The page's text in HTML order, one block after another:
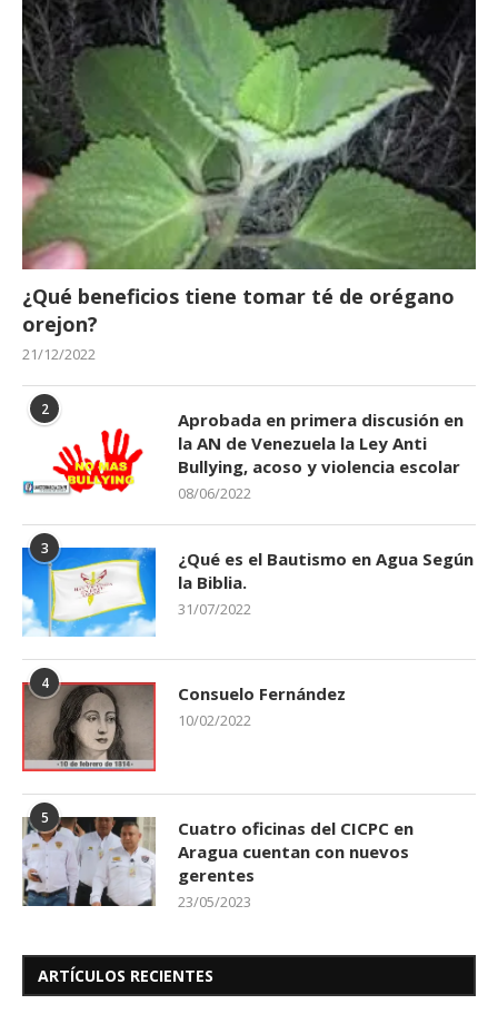
¿Qué beneficios tiene tomar té de orégano
orejon?
21/12/2022
2
Aprobada en primera discusión en
la AN de Venezuela la Ley Anti
Bullying, acoso y violencia escolar
08/06/2022
3
¿Qué es el Bautismo en Agua Según
la Biblia.
31/07/2022
4 Consuelo Fernández
10/02/2022
5
Cuatro oficinas del CICPC en
Aragua cuentan con nuevos
gerentes
23/05/2023
ARTÍCULOS RECIENTES